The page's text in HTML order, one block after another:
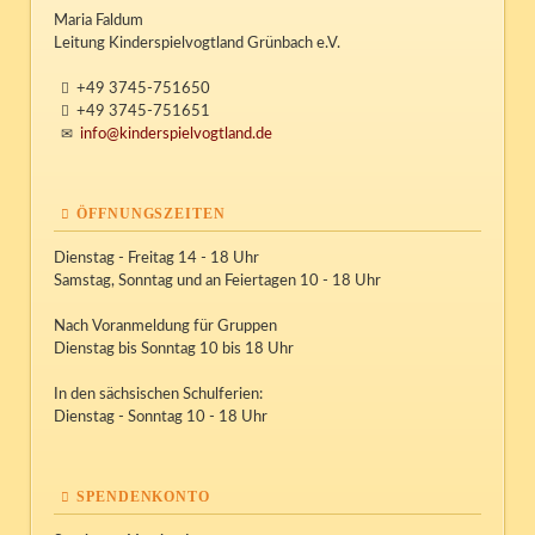
Maria Faldum
Leitung Kinderspielvogtland Grünbach e.V.
+49 3745-751650
+49 3745-751651
info@kinderspielvogtland.de
ÖFFNUNGSZEITEN
Dienstag - Freitag 14 - 18 Uhr
Samstag, Sonntag und an Feiertagen 10 - 18 Uhr
Nach Voranmeldung für Gruppen
Dienstag bis Sonntag 10 bis 18 Uhr
In den sächsischen Schulferien:
Dienstag - Sonntag 10 - 18 Uhr
SPENDENKONTO